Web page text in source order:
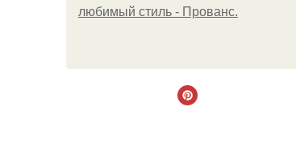
любимый стиль - Прованс.